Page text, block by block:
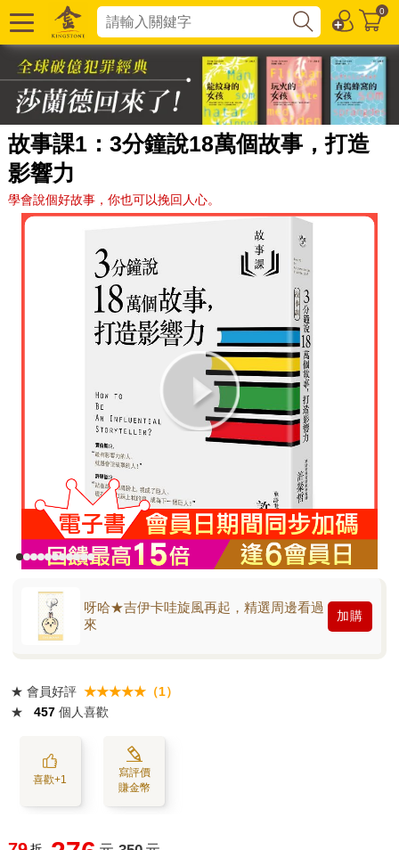
0
故事課1：3分鐘說18萬個故事，打造
影響力
學會說個好故事，你也可以挽回人心。
呀哈★吉伊卡哇旋風再起，精選周邊看過
來
加購
★ 會員好評 ★★★★★（1）
★
457 個人喜歡
喜歡+1
寫評價
賺金幣